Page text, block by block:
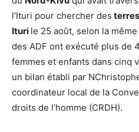
l’Ituri pour chercher des
Ituri le 25 août, selon la
des ADF ont exécuté plus de
femmes et enfants dans cinq
un bilan établi par
coordinateur local de la
droits de l’homme (CRDH).